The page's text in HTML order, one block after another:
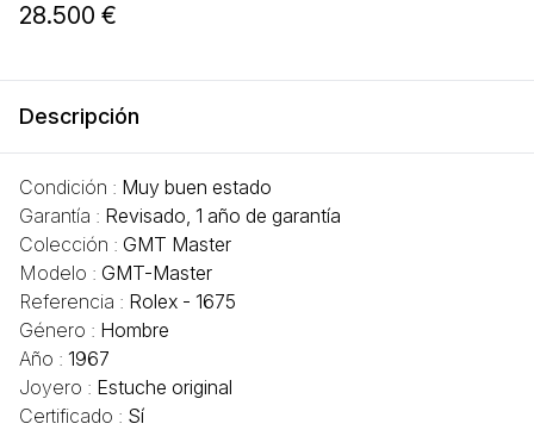
28.500 €
Descripción
Condición : Muy buen estado
Garantía : Revisado, 1 año de garantía
Colección : GMT Master
Modelo : GMT-Master
Referencia : Rolex - 1675
Género : Hombre
Año : 1967
Joyero : Estuche original
Certificado : Sí